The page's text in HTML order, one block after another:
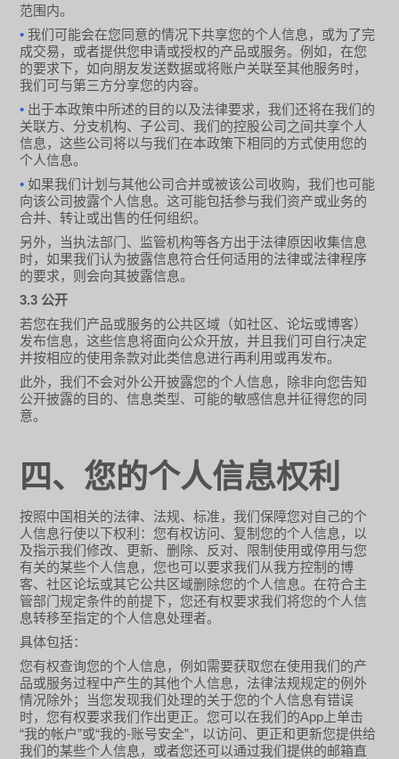
范围内。
• 我们可能会在您同意的情况下共享您的个人信息，或为了完
成交易，或者提供您申请或授权的产品或服务。例如，在您
的要求下，如向朋友发送数据或将账户关联至其他服务时，
我们可与第三方分享您的内容。
• 出于本政策中所述的目的以及法律要求，我们还将在我们的
关联方、分支机构、子公司、我们的控股公司之间共享个人
信息，这些公司将以与我们在本政策下相同的方式使用您的
个人信息。
•如果我们计划与其他公司合并或被该公司收购，我们也可能
向该公司披露个人信息。这可能包括参与我们资产或业务的
合并、转让或出售的任何组织。
另外，当执法部门、监管机构等各方出于法律原因收集信息
时，如果我们认为披露信息符合任何适用的法律或法律程序
的要求，则会向其披露信息。
3.3公开
若您在我们产品或服务的公共区域（如社区、论坛或博客）
发布信息，这些信息将面向公众开放，并且我们可自行决定
并按相应的使用条款对此类信息进行再利用或再发布。
此外，我们不会对外公开披露您的个人信息，除非向您告知
公开披露的目的、信息类型、可能的敏感信息并征得您的同
意。
四、您的个人信息权利
按照中国相关的法律、法规、标准，我们保障您对自己的个
人信息行使以下权利：您有权访问、复制您的个人信息，以
及指示我们修改、更新、删除、反对、限制使用或停用与您
有关的某些个人信息，您也可以要求我们从我方控制的博
客、社区论坛或其它公共区域删除您的个人信息。在符合主
管部门规定条件的前提下，您还有权要求我们将您的个人信
息转移至指定的个人信息处理者。
具体包括：
您有权查询您的个人信息，例如需要获取您在使用我们的产
品或服务过程中产生的其他个人信息，法律法规规定的例外
情况除外；当您发现我们处理的关于您的个人信息有错误
时，您有权要求我们作出更正。您可以在我们的App 上单击
“我的帐户”或“我的-账号安全”，以访问、更正和更新您提供给
我们的某些个人信息，或者您还可以通过我们提供的邮箱直